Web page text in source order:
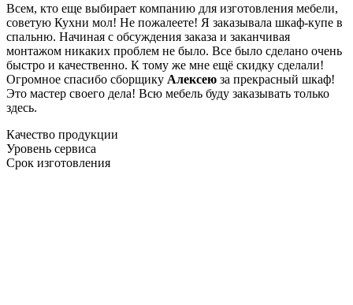
Всем, кто еще выбирает компанию для изготовления мебели,
советую Кухни мол! Не пожалеете! Я заказывала шкаф-купе в
спальню. Начиная с обсуждения заказа и заканчивая
монтажом никаких проблем не было. Все было сделано очень
быстро и качественно. К тому же мне ещё скидку сделали!
Огромное спасибо сборщику Алексею за прекрасный шкаф!
Это мастер своего дела! Всю мебель буду заказывать только
здесь.
Качество продукции
Уровень сервиса
Срок изготовления